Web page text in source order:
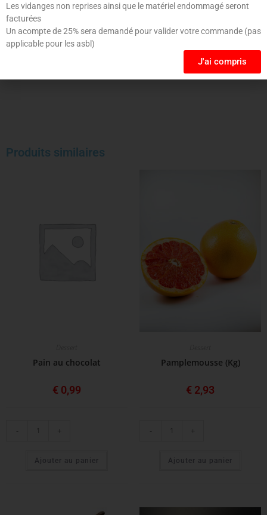
Enregistrer mon nom, mon e-mail et mon site dans
le navigateur pour mon prochain commentaire.
Produits similaires
Pain au chocolat
€ 0,99
- +
Ajouter au panier
Pamplemousse (Kg)
€ 2,93
- +
Ajouter au panier
Les vidanges non reprises ainsi que le matériel endommagé seront
facturées
Un acompte de 25% sera demandé pour valider votre commande (pas
applicable pour les asbl)
J'ai compris